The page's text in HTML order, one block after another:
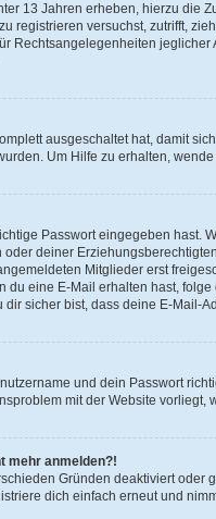
13 Jahren erheben, hierzu
registrieren versuchst, zutrifft,
Rechtsangelegenheiten
ausgeschaltet hat, damit
Um Hilfe zu erhalten,
Passwort eingegeben hast.
deiner
Mitglieder erst
eine E-Mail erhalten hast,
sicher bist, dass deine E-Mail-
und dein Passwort
mit der Website vorliegt,
mehr anmelden?!
Gründen deaktiviert
dich einfach erneut und